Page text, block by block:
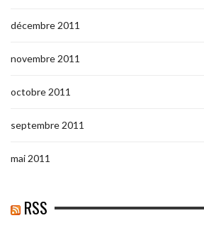
décembre 2011
novembre 2011
octobre 2011
septembre 2011
mai 2011
RSS